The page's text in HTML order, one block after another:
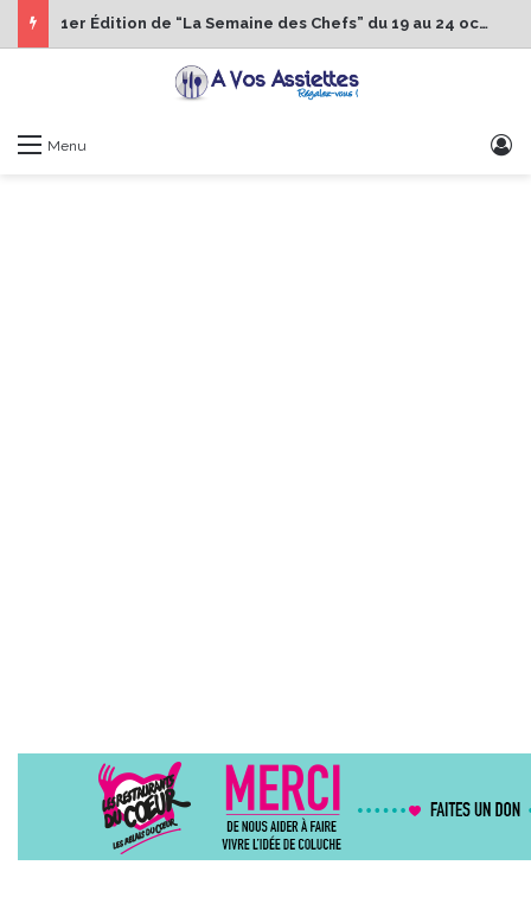
1er Édition de “La Semaine des Chefs” du 19 au 24 octobre 2026
Menu